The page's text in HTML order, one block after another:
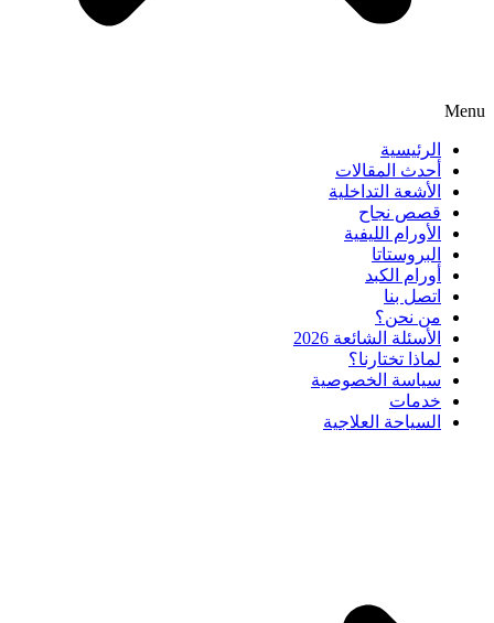
Menu
الرئيسية
أحدث المقالات
الأشعة التداخلية
قصص نجاح
الأورام الليفية
البروستاتا
أورام الكبد
اتصل بنا
من نحن؟
الأسئلة الشائعة 2026
لماذا تختارنا؟
سياسة الخصوصية
خدمات
السياحة العلاجية